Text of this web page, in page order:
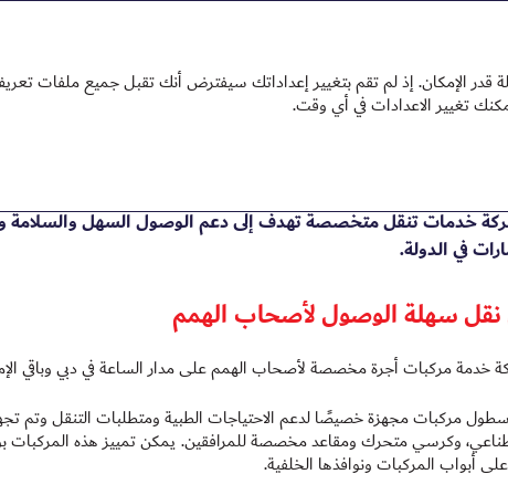
تنقل خاصة للمجتمع
خدمات تنقّل متخصصة تهدف إلى دعم الوصول السهل والسلامة
في الدولة.
سهلة الوصول لأصحاب الهمم
خدمة مركبات أجرة مخصصة لأصحاب الهمم على مدار الساعة في دبي وباقي
مركبات مجهزة خصيصًا لدعم الاحتياجات الطبية ومتطلبات التنقل وتم
وكرسي متحرك ومقاعد مخصصة للمرافقين. يمكن تمييز هذه المركبات
أبواب المركبات ونوافذها الخلفية.
الإمكان. إذ لم تقم بتغيير إعداداتك سيفترض أنك تقبل جميع ملفات